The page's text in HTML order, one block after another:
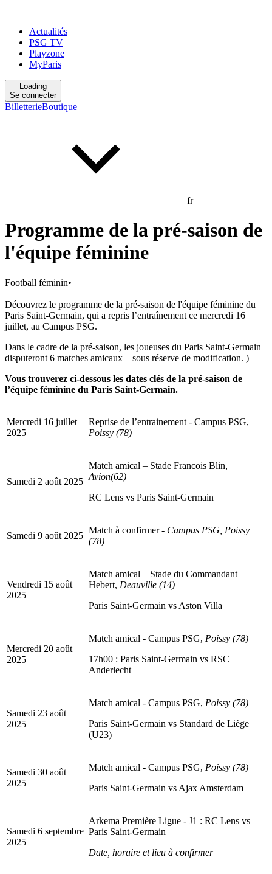
Actualités
PSG TV
Playzone
MyParis
Loading
Se connecter
BilletterieBoutique
fr
Programme de la pré-saison de
l'équipe féminine
Football féminin•
Découvrez le programme de la pré-saison de l'équipe féminine du
Paris Saint-Germain, qui a repris l’entraînement ce mercredi 16
juillet, au Campus PSG.
Dans le cadre de la pré-saison, les joueuses du Paris Saint-Germain
disputeront 6 matches amicaux – sous réserve de modification. )
Vous trouverez ci-dessous les dates clés de la pré-saison de
l’équipe féminine du Paris Saint-Germain.
Mercredi 16 juillet
2025
Reprise de l’entrainement - Campus PSG,
Poissy (78)
Samedi 2 août 2025
Match amical – Stade Francois Blin,
Avion(62)
RC Lens vs Paris Saint-Germain
Samedi 9 août 2025
Match à confirmer - Campus PSG, Poissy
(78)
Vendredi 15 août
2025
Match amical – Stade du Commandant
Hebert, Deauville (14)
Paris Saint-Germain vs Aston Villa
Mercredi 20 août
2025
Match amical - Campus PSG, Poissy (78)
17h00 : Paris Saint-Germain vs RSC
Anderlecht
Samedi 23 août
2025
Match amical - Campus PSG, Poissy (78)
Paris Saint-Germain vs Standard de Liège
(U23)
Samedi 30 août
2025
Match amical - Campus PSG, Poissy (78)
Paris Saint-Germain vs Ajax Amsterdam
Samedi 6 septembre
2025
Arkema Première Ligue - J1 : RC Lens vs
Paris Saint-Germain
Date, horaire et lieu à confirmer